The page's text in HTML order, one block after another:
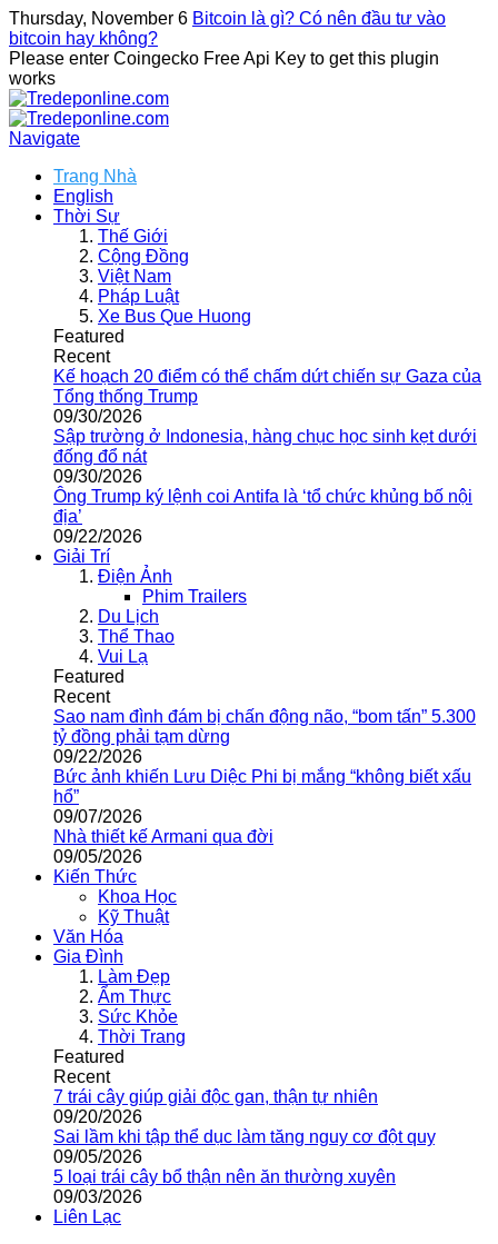
Thursday, November 6 Bitcoin là gì? Có nên đầu tư vào
bitcoin hay không?
Please enter Coingecko Free Api Key to get this plugin
works
Navigate
Trang Nhà
English
Thời Sự
Thế Giới
Cộng Đồng
Việt Nam
Pháp Luật
Xe Bus Que Huong
Featured
Recent
Kế hoạch 20 điểm có thể chấm dứt chiến sự Gaza của
Tổng thống Trump
09/30/2026
Sập trường ở Indonesia, hàng chục học sinh kẹt dưới
đống đổ nát
09/30/2026
Ông Trump ký lệnh coi Antifa là ‘tổ chức khủng bố nội
địa’
09/22/2026
Giải Trí
Điện Ảnh
Phim Trailers
Du Lịch
Thể Thao
Vui Lạ
Featured
Recent
Sao nam đình đám bị chấn động não, “bom tấn” 5.300
tỷ đồng phải tạm dừng
09/22/2026
Bức ảnh khiến Lưu Diệc Phi bị mắng “không biết xấu
hổ”
09/07/2026
Nhà thiết kế Armani qua đời
09/05/2026
Kiến Thức
Khoa Học
Kỹ Thuật
Văn Hóa
Gia Đình
Làm Đẹp
Ẩm Thực
Sức Khỏe
Thời Trang
Featured
Recent
7 trái cây giúp giải độc gan, thận tự nhiên
09/20/2026
Sai lầm khi tập thể dục làm tăng nguy cơ đột quỵ
09/05/2026
5 loại trái cây bổ thận nên ăn thường xuyên
09/03/2026
Liên Lạc